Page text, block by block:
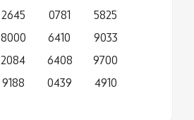
2645
8000
2084
9188
0781
6410
6408
0439
5825
9033
9700
4910